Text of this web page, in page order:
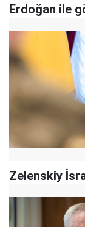
Erdoğan ile
Zelenskiy